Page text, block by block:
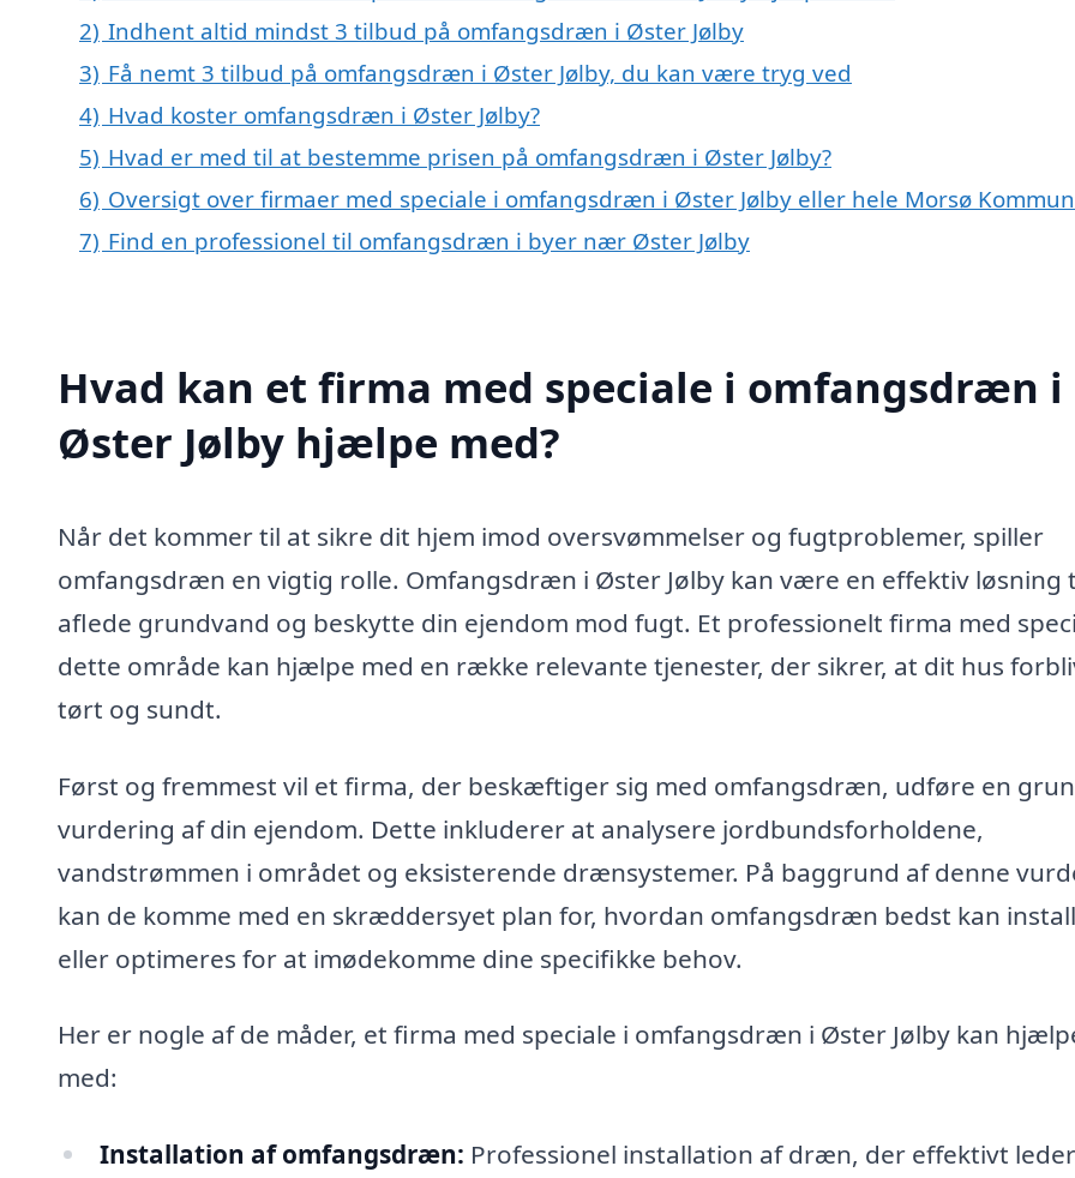
2) Indhent altid mindst 3 tilbud på omfangsdræn i Øster Jølby
3) Få nemt 3 tilbud på omfangsdræn i Øster Jølby, du kan være tryg ved
4) Hvad koster omfangsdræn i Øster Jølby?
5) Hvad er med til at bestemme prisen på omfangsdræn i Øster Jølby?
6) Oversigt over firmaer med speciale i omfangsdræn i Øster Jølby eller hele Morsø
7) Find en professionel til omfangsdræn i byer nær Øster Jølby
Hvad kan et firma med speciale i omfangsdræn i
Øster Jølby hjælpe med?
Når det kommer til at sikre dit hjem imod oversvømmelser og fugtproblemer, spiller
omfangsdræn en vigtig rolle. Omfangsdræn i Øster Jølby kan være en effektiv løsning
aflede grundvand og beskytte din ejendom mod fugt. Et professionelt firma med
dette område kan hjælpe med en række relevante tjenester, der sikrer, at dit hus
tørt og sundt.
Først og fremmest vil et firma, der beskæftiger sig med omfangsdræn, udføre en
vurdering af din ejendom. Dette inkluderer at analysere jordbundsforholdene,
vandstrømmen i området og eksisterende drænsystemer. På baggrund af denne
kan de komme med en skræddersyet plan for, hvordan omfangsdræn bedst kan
eller optimeres for at imødekomme dine specifikke behov.
Her er nogle af de måder, et firma med speciale i omfangsdræn i Øster Jølby kan
med:
Installation af omfangsdræn: Professionel installation af dræn, der effektivt